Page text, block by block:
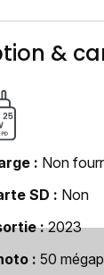
&
Non
SD
Non
2023
50